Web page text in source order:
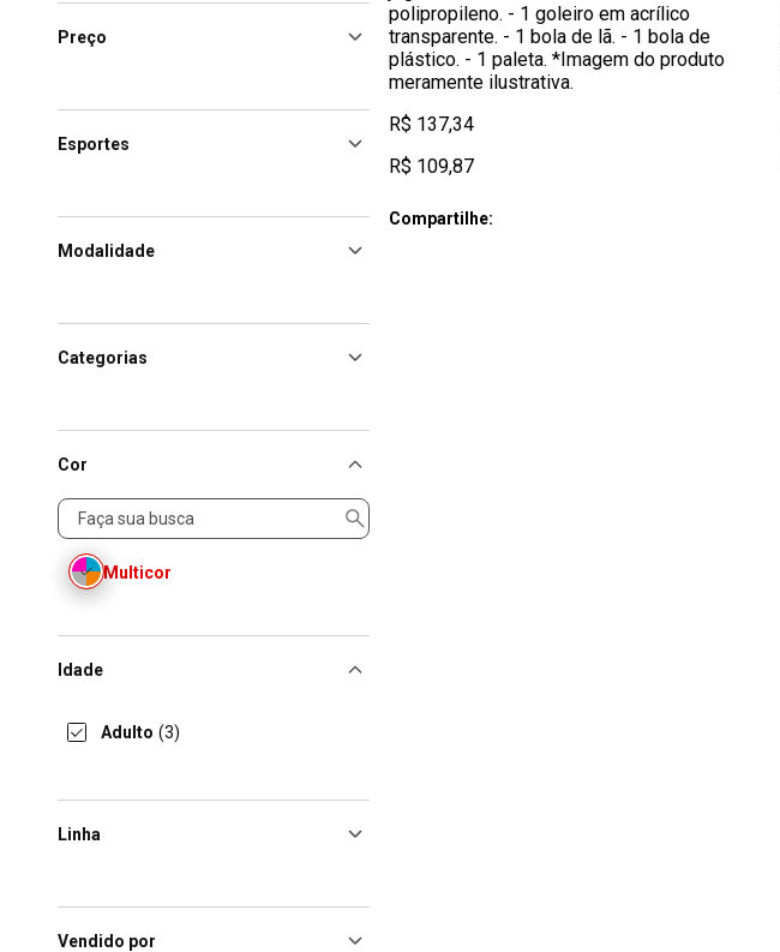
Preço
Esportes
Modalidade
Categorias
Cor
Cor
Multicor
Idade
Adulto (3)
Linha
Vendido por
polipropileno. - 1 goleiro em acrílico
transparente. - 1 bola de lã. - 1 bola de
plástico. - 1 paleta. *Imagem do produto
meramente ilustrativa.
R$ 137,34
R$ 109,87
Compartilhe: